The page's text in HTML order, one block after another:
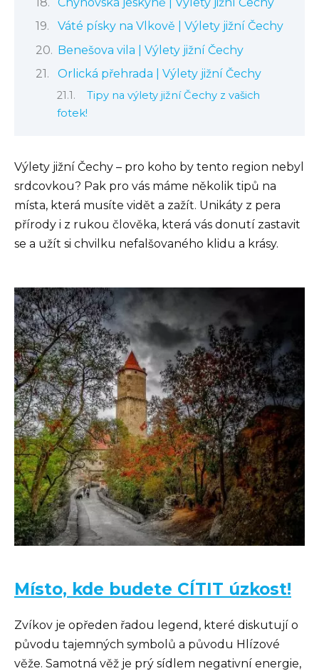
Váté písky na Vlkově | Výlety jižní Čechy
Benešova vila | Výlety jižní Čechy
Orlická přehrada | Výlety jižní Čechy
Tipy na výlety jižní Čechy z vašich
fotek!
Výlety jižní Čechy – pro koho by tento region nebyl
srdcovkou? Pak pro vás máme několik tipů na
místa, která musíte vidět a zažít. Unikáty z pera
přírody i z rukou člověka, která vás donutí zastavit
se a užít si chvilku nefalšovaného klidu a krásy.
Místo, kde budete CÍTIT úzkost!
Zvíkov je opředen řadou legend, které diskutují o
původu tajemných symbolů a původu Hlízové
věže. Samotná věž je prý sídlem negativní energie,